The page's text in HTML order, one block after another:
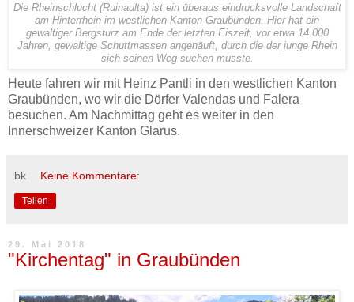
Die Rheinschlucht (Ruinaulta) ist ein überaus eindrucksvolle Landschaft
am Hinterrhein im westlichen Kanton Graubünden. Hier hat ein
gewaltiger Bergsturz am Ende der letzten Eiszeit, vor etwa 14.000
Jahren, gewaltige Schuttmassen angehäuft, durch die der junge Rhein
sich seinen Weg suchen musste.
Heute fahren wir mit Heinz Pantli in den westlichen Kanton
Graubünden, wo wir die Dörfer Valendas und Falera
besuchen. Am Nachmittag geht es weiter in den
Innerschweizer Kanton Glarus.
bk Keine Kommentare:
Teilen
29. Mai 2018
"Kirchentag" in Graubünden